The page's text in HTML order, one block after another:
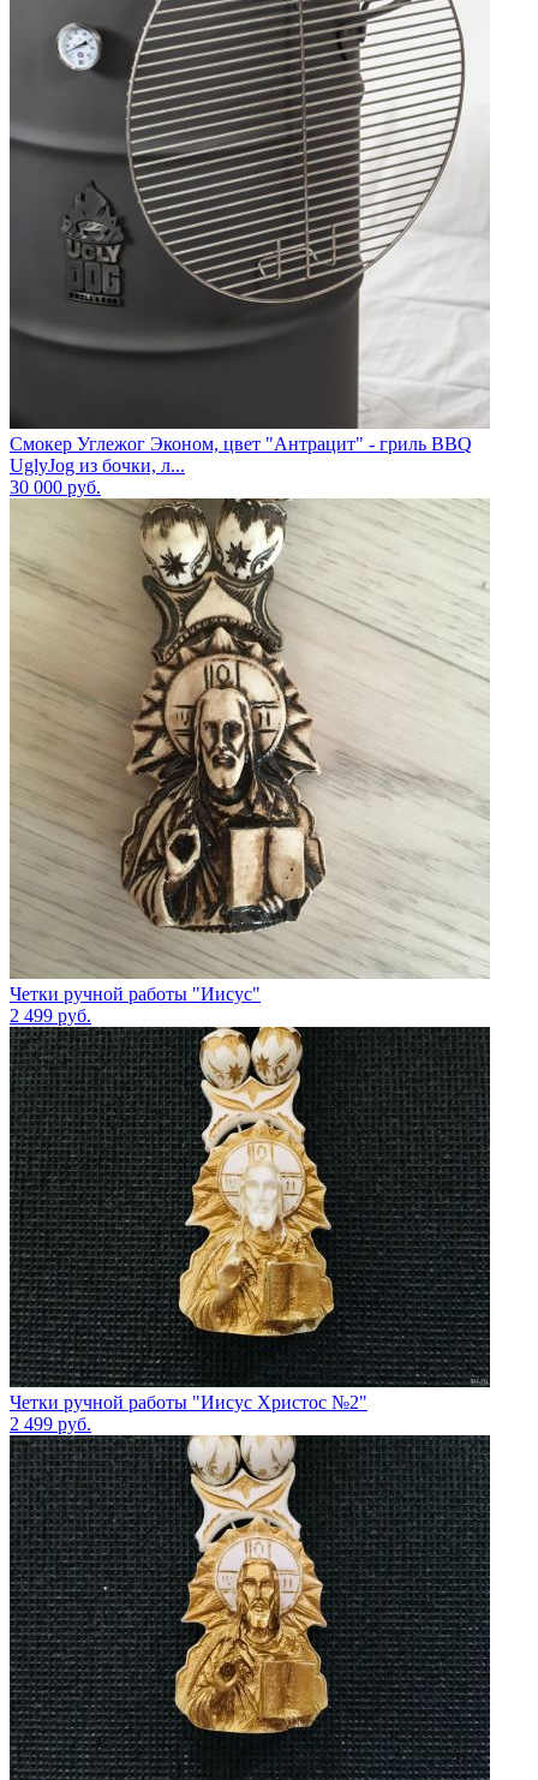
Смокер Углежог Эконом, цвет "Антрацит" - гриль BBQ
UglyJog из бочки, л...
30 000 руб.
Четки ручной работы "Иисус"
2 499 руб.
Четки ручной работы "Иисус Христос №2"
2 499 руб.